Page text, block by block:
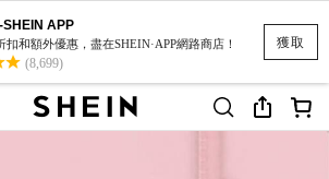
獲取
SHEIN APP
扣和額外優惠，盡在SHEIN·APP網路商店！
(8,699)